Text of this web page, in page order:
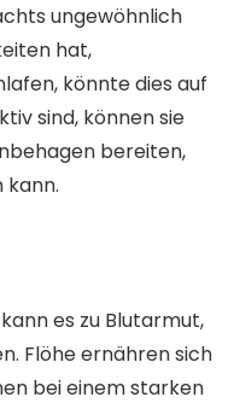
ungewöhnlich
hat,
könnte dies auf
sind, können sie
bereiten,
kann.
es zu Blutarmut,
Flöhe ernähren sich
bei einem starken